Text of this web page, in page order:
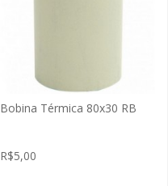
Bobina Térmica 80x30 RB
R$5,00